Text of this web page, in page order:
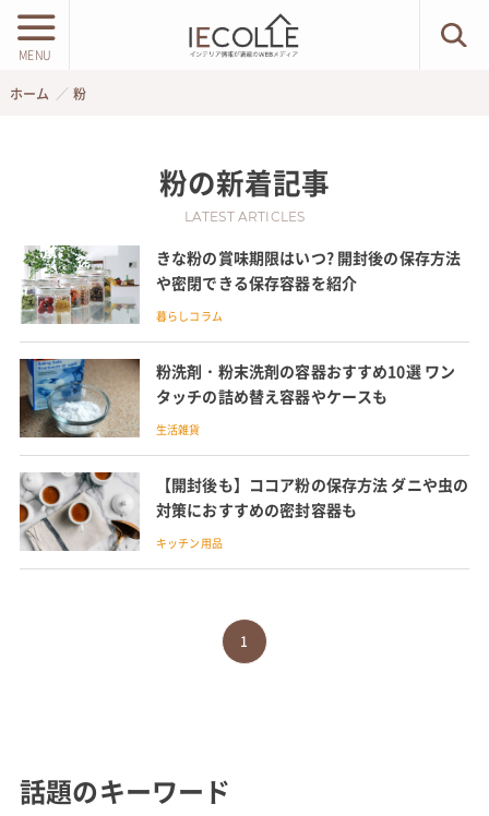
MENU
ホーム 粉
粉の新着記事
LATEST ARTICLES
きな粉の賞味期限はいつ? 開封後の保存方法
や密閉できる保存容器を紹介
暮らしコラム
粉洗剤・粉末洗剤の容器おすすめ10選 ワン
タッチの詰め替え容器やケースも
生活雑貨
【開封後も】ココア粉の保存方法 ダニや虫の
対策におすすめの密封容器も
キッチン用品
1
話題のキーワード